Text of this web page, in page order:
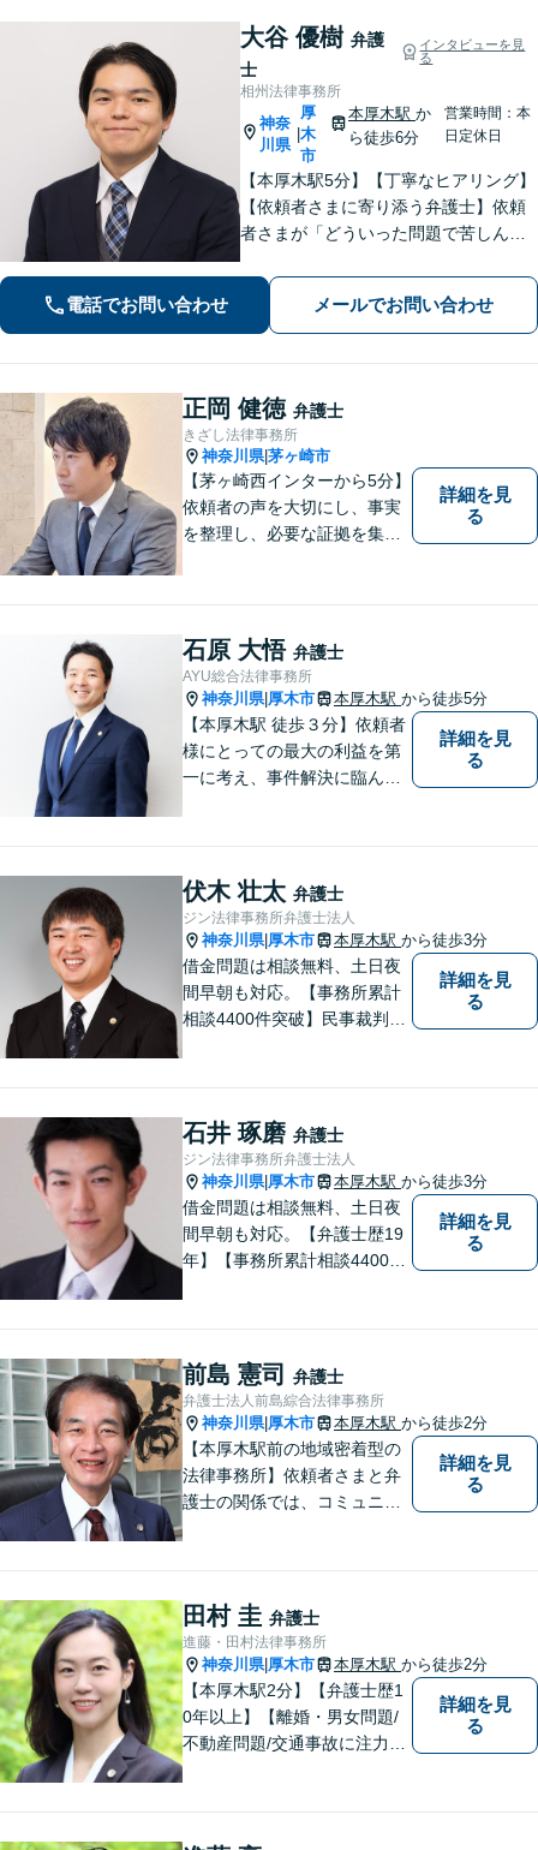
大谷 優樹 弁護
士
インタビューを見
る
相州法律事務所
神奈
川県
|
厚
木
市
本厚木駅か
ら徒歩6分
営業時間：本
日定休日
【本厚木駅5分】【丁寧なヒアリング】
【依頼者さまに寄り添う弁護士】依頼
者さまが「どういった問題で苦しんで
を望んでいるのか」を丁寧に伺い、最
善の解決策をご提案します。お気軽に
ご相談ください。【休日・夜間対応】
電話でお問い合わせ メールでお問い合わせ
正岡 健徳 弁護士
きざし法律事務所
神奈川県|茅ヶ崎市
【茅ヶ崎西インターから5分】
依頼者の声を大切にし、事実
を整理し、必要な証拠を集め
親身に対応し、皆さまの少し
でも明るい未来のために尽力
しますのでご安心ください。
【駐車場有】
詳細を見
る
石原 大悟 弁護士
AYU総合法律事務所
神奈川県| 厚木市 本厚木駅 から徒歩5分
【本厚木駅 徒歩３分】依頼者
様にとっての最大の利益を第
一に考え、事件解決に臨んで
所を目指しております。
詳細を見
る
伏木 壮太 弁護士
ジン法律事務所弁護士法人
神奈川県| 厚木市 本厚木駅 から徒歩3分
借金問題は相談無料、土日夜
間早朝も対応。【事務所累計
相談4400件突破】民事裁判／
詳細を見
る
石井 琢磨 弁護士
ジン法律事務所弁護士法人
神奈川県| 厚木市 本厚木駅 から徒歩3分
借金問題は相談無料、土日夜
間早朝も対応。【弁護士歴19
年】【事務所累計相談4400件
男女問題
詳細を見
る
前島 憲司 弁護士
弁護士法人前島綜合法律事務所
神奈川県| 厚木市 本厚木駅 から徒歩2分
【本厚木駅前の地域密着型の
法律事務所】依頼者さまと弁
護士の関係では、コミュニケ
B面談可】【本厚木駅1分】
詳細を見
る
田村 圭 弁護士
進藤・田村法律事務所
神奈川県| 厚木市 本厚木駅 から徒歩2分
【本厚木駅2分】【弁護士歴1
0年以上】【離婚・男女問題/
不動産問題/交通事故に注力】
詳細を見
る